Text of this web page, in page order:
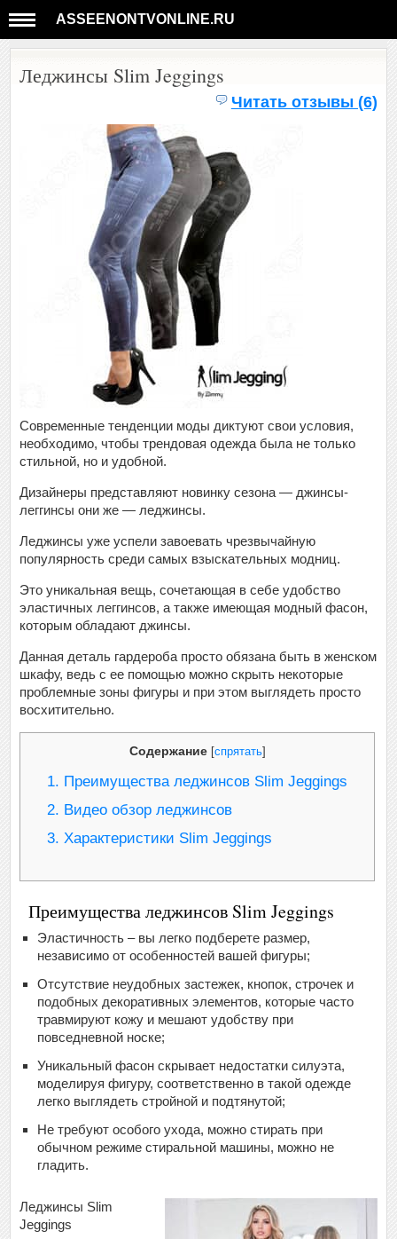
ASSEENONTVONLINE.RU
Леджинсы Slim Jeggings
Читать отзывы (6)
Современные тенденции моды диктуют свои условия,
необходимо, чтобы трендовая одежда была не только
стильной, но и удобной.
Дизайнеры представляют новинку сезона — джинсы-
леггинсы они же — леджинсы.
Леджинсы уже успели завоевать чрезвычайную
популярность среди самых взыскательных модниц.
Это уникальная вещь, сочетающая в себе удобство
эластичных леггинсов, а также имеющая модный фасон,
которым обладают джинсы.
Данная деталь гардероба просто обязана быть в женском
шкафу, ведь с ее помощью можно скрыть некоторые
проблемные зоны фигуры и при этом выглядеть просто
восхитительно.
Содержание [спрятать]
1. Преимущества леджинсов Slim Jeggings
2. Видео обзор леджинсов
3. Характеристики Slim Jeggings
Преимущества леджинсов Slim Jeggings
Эластичность – вы легко подберете размер,
независимо от особенностей вашей фигуры;
Отсутствие неудобных застежек, кнопок, строчек и
подобных декоративных элементов, которые часто
травмируют кожу и мешают удобству при
повседневной носке;
Уникальный фасон скрывает недостатки силуэта,
моделируя фигуру, соответственно в такой одежде
легко выглядеть стройной и подтянутой;
Не требуют особого ухода, можно стирать при
обычном режиме стиральной машины, можно не
гладить.
Леджинсы Slim
Jeggings